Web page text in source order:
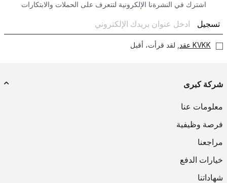
اشترك في النشرةنا الإلكرونية لتتعرف على الحملات والابتكارات
تسجيل
KVKK عقد , لقد قرأت، أقبل
شركة كبرى
معلومات عنا
فرصة وظيفية
مراجعنا
خيارات الدفع
شهاداتنا